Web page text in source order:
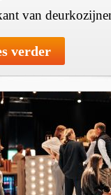
van
verder